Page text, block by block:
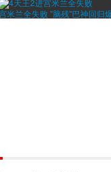
米兰全失败 "脑残"巴神回归